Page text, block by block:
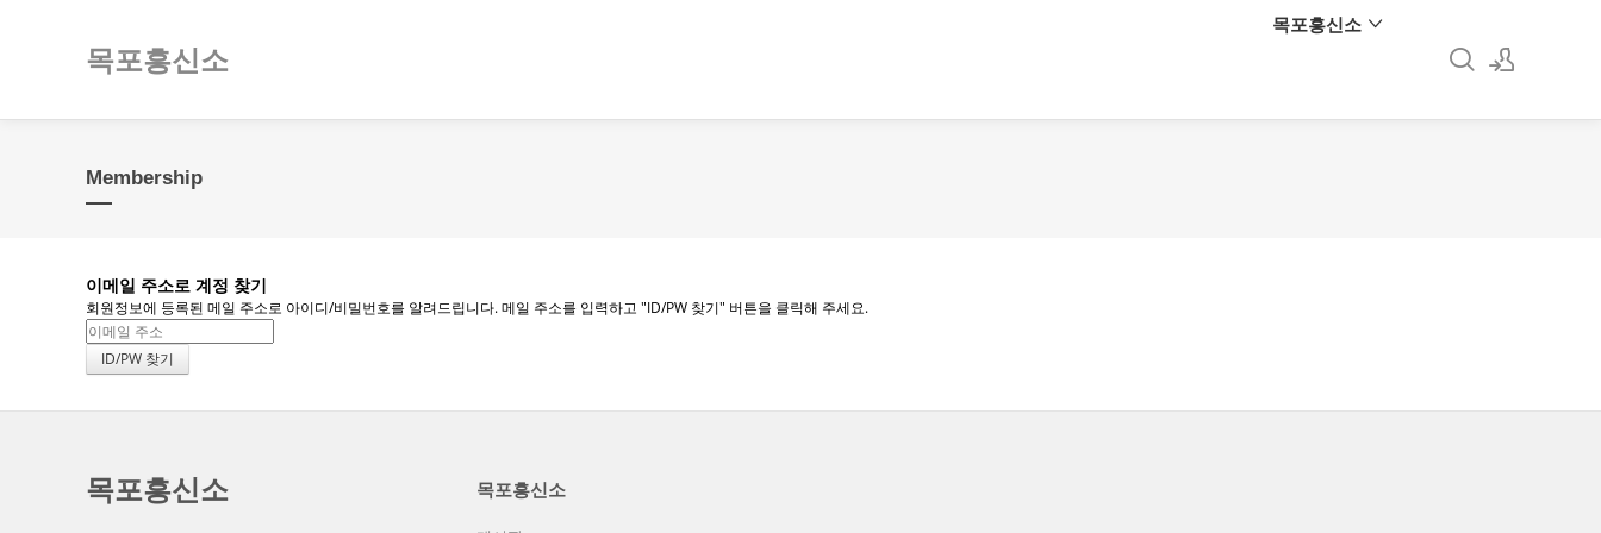
목포흥신소
목포흥신소
Membership
이메일 주소로 계정 찾기
회원정보에 등록된 메일 주소로 아이디/비밀번호를 알려드립니다. 메일 주소를 입력하고 "ID/PW 찾기" 버튼을 클릭해 주세요.
목포흥신소 목포흥신소